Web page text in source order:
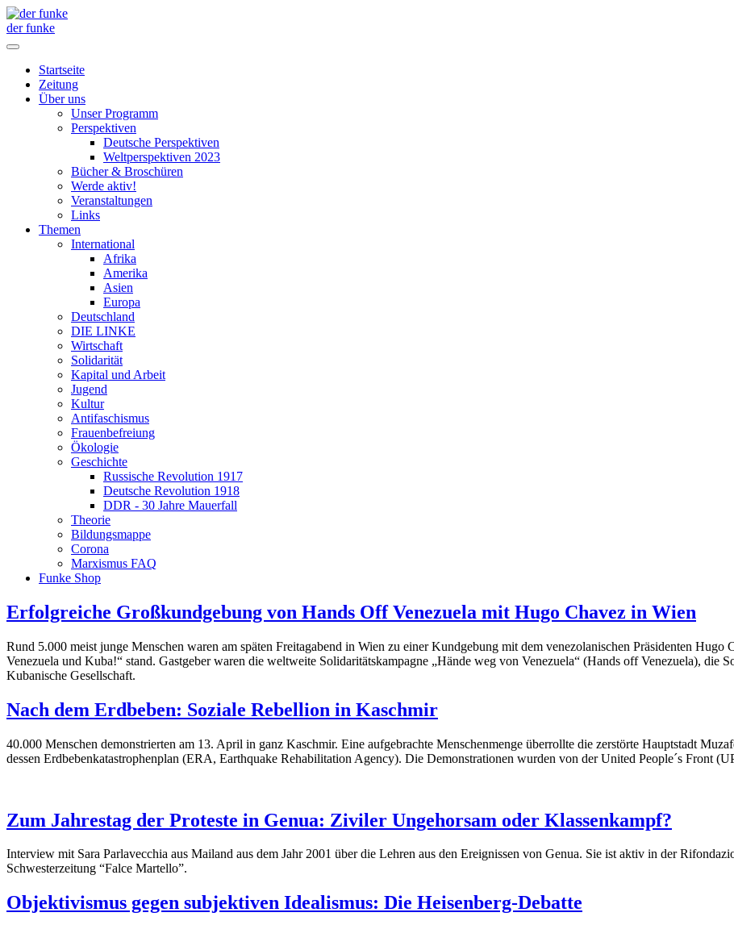
der funke
Startseite
Zeitung
Über uns
Unser Programm
Perspektiven
Deutsche Perspektiven
Weltperspektiven 2023
Bücher & Broschüren
Werde aktiv!
Veranstaltungen
Links
Themen
International
Afrika
Amerika
Asien
Europa
Deutschland
DIE LINKE
Wirtschaft
Solidarität
Kapital und Arbeit
Jugend
Kultur
Antifaschismus
Frauenbefreiung
Ökologie
Geschichte
Russische Revolution 1917
Deutsche Revolution 1918
DDR - 30 Jahre Mauerfall
Theorie
Bildungsmappe
Corona
Marxismus FAQ
Funke Shop
Erfolgreiche Großkundgebung von Hands Off Venezuela mit Hugo Chavez in Wien
Rund 5.000 meist junge Menschen waren am späten Freitagabend in Wien zu einer Kundgebung mit dem venezolanischen Präsidenten
Venezuela und Kuba!“ stand. Gastgeber waren die weltweite Solidaritätskampagne „Hände weg von Venezuela“ (Hands off Venezuela), die
Kubanische Gesellschaft.
Nach dem Erdbeben: Soziale Rebellion in Kaschmir
40.000 Menschen demonstrierten am 13. April in ganz Kaschmir. Eine aufgebrachte Menschenmenge überrollte die zerstörte Hauptstadt
dessen Erdbebenkatastrophenplan (ERA, Earthquake Rehabilitation Agency). Die Demonstrationen wurden von der United People´s Front
Zum Jahrestag der Proteste in Genua: Ziviler Ungehorsam oder Klassenkampf?
Interview mit Sara Parlavecchia aus Mailand aus dem Jahr 2001 über die Lehren aus den Ereignissen von Genua. Sie ist aktiv in der
Schwesterzeitung “Falce Martello”.
Objektivismus gegen subjektiven Idealismus: Die Heisenberg-Debatte